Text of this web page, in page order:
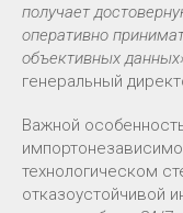
получает
оперативно
объективных
генеральный
Важной
технологическом
отказоустойчивой